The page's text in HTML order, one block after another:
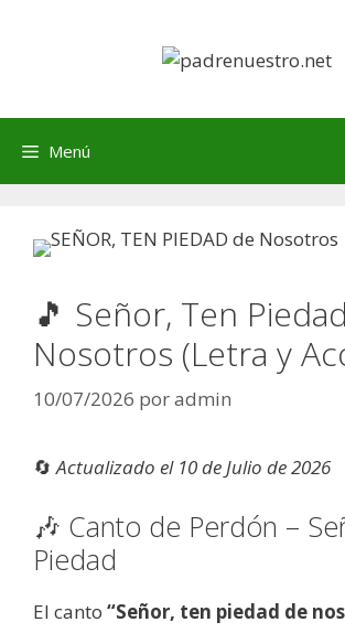
Menú
🎵 Señor, Ten
Nosotros (Letra y
10/07/2026 poradmin
🔄Actualizado el 10 de Julio de 2026
🎶 Canto de Perdón –
Piedad
El canto “Señor, ten piedad de